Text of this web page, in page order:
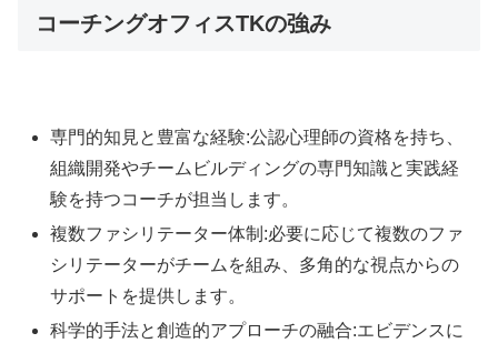
コーチングオフィスTKの強み
専門的知見と豊富な経験:公認心理師の資格を持ち、
組織開発やチームビルディングの専門知識と実践経
験を持つコーチが担当します。
複数ファシリテーター体制:必要に応じて複数のファ
シリテーターがチームを組み、多角的な視点からの
サポートを提供します。
科学的手法と創造的アプローチの融合:エビデンスに